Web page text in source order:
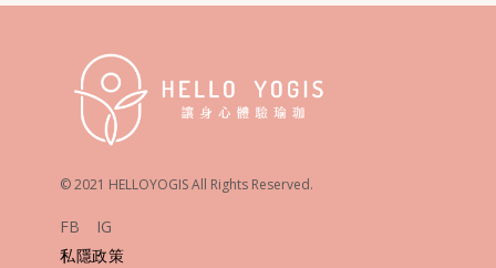
© 2021 HELLOYOGIS All Rights Reserved.
FB
IG
私隱政策